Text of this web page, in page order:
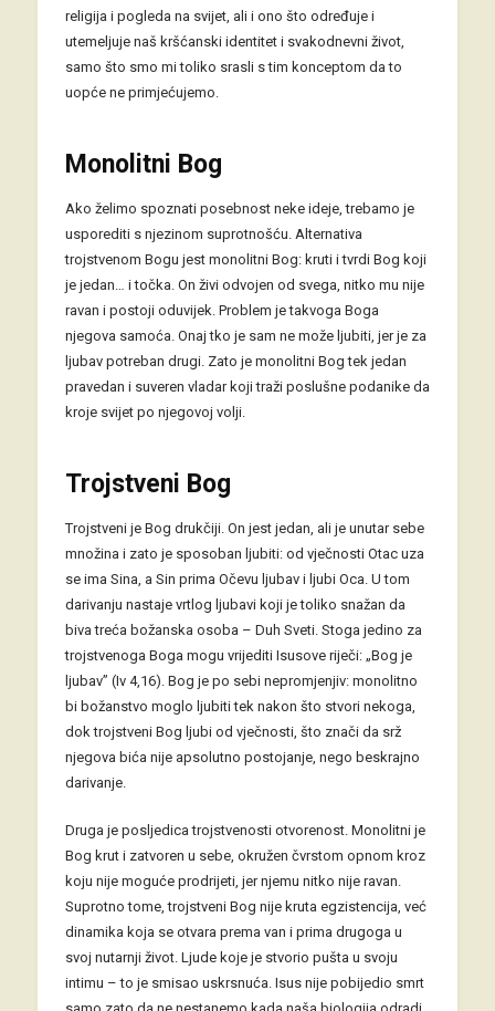
religija i pogleda na svijet, ali i ono što određuje i
utemeljuje naš kršćanski identitet i svakodnevni život,
samo što smo mi toliko srasli s tim konceptom da to
uopće ne primjećujemo.
Monolitni Bog
Ako želimo spoznati posebnost neke ideje, trebamo je
usporediti s njezinom suprotnošću. Alternativa
trojstvenom Bogu jest monolitni Bog: kruti i tvrdi Bog koji
je jedan… i točka. On živi odvojen od svega, nitko mu nije
ravan i postoji oduvijek. Problem je takvoga Boga
njegova samoća. Onaj tko je sam ne može ljubiti, jer je za
ljubav potreban drugi. Zato je monolitni Bog tek jedan
pravedan i suveren vladar koji traži poslušne podanike da
kroje svijet po njegovoj volji.
Trojstveni Bog
Trojstveni je Bog drukčiji. On jest jedan, ali je unutar sebe
množina i zato je sposoban ljubiti: od vječnosti Otac uza
se ima Sina, a Sin prima Očevu ljubav i ljubi Oca. U tom
darivanju nastaje vrtlog ljubavi koji je toliko snažan da
biva treća božanska osoba – Duh Sveti. Stoga jedino za
trojstvenoga Boga mogu vrijediti Isusove riječi: „Bog je
ljubav” (Iv 4,16). Bog je po sebi nepromjenjiv: monolitno
bi božanstvo moglo ljubiti tek nakon što stvori nekoga,
dok trojstveni Bog ljubi od vječnosti, što znači da srž
njegova bića nije apsolutno postojanje, nego beskrajno
darivanje.
Druga je posljedica trojstvenosti otvorenost. Monolitni je
Bog krut i zatvoren u sebe, okružen čvrstom opnom kroz
koju nije moguće prodrijeti, jer njemu nitko nije ravan.
Suprotno tome, trojstveni Bog nije kruta egzistencija, već
dinamika koja se otvara prema van i prima drugoga u
svoj nutarnji život. Ljude koje je stvorio pušta u svoju
intimu – to je smisao uskrsnuća. Isus nije pobijedio smrt